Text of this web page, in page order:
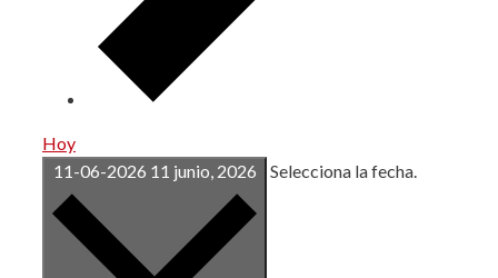
Hoy
11-06-2026 11 junio, 2026 Selecciona la fecha.